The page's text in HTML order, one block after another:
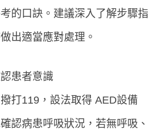
的口訣。建議深入了解步驟指
出適當應對處理。
患者意識
打119，設法取得 AED設備
認病患呼吸狀況，若無呼吸、